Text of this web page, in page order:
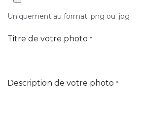
Uniquement au format .png ou .jpg
Titre de votre photo *
Description de votre photo *